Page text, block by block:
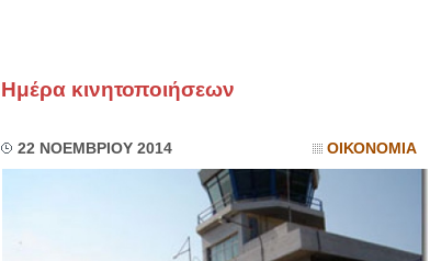
Ημέρα κινητοποιήσεων
22 ΝΟΕΜΒΡΙΟΥ 2014 ΟΙΚΟΝΟΜΙΑ
ΙΩΑΝΝΗΣ Α. ΜΑΛΛΙΑΣ
ΟΦΘΑΛΜΙΑΤΡΟΣ
Πανεπιστημίου Αθηνών
Καλλιπόλεως 3,Νέα Σμύρνη,
τηλ:210-9320215
Καβέτσου 10, Μυτιλήνη, τηλ:
2251038065